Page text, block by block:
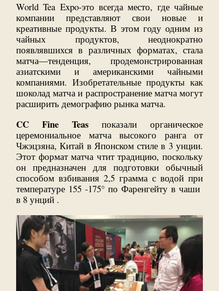
World Tea Expo-это всегда место, где чайные
компании представляют свои новые и
креативные продукты. В этом году одним из
чайных продуктов, неоднократно
появлявшихся в различных форматах, стала
матча—тенденция, продемонстрированная
азиатскими и американскими чайными
компаниями. Изобретательные продукты как
шоколад матча и распространение матча могут
расширить демографию рынка матча.
CC Fine Teas показали органическое
церемониальное матча высокого ранга от
Чжэцзяна, Китай в Японском стиле в 3 унции.
Этот формат матча чтит традицию, поскольку
он предназначен для подготовки обычный
способом взбивания 2,5 грамма с водой при
температуре 155 -175° по Фаренгейту в чаши
в 8 унций .